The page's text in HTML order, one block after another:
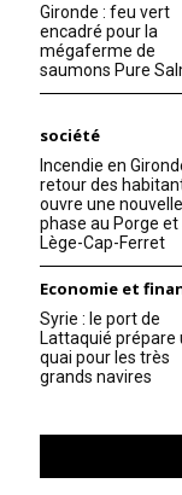
Gironde : feu vert
encadré pour la
mégaferme de
saumons Pure
société
Incendie en
retour des
ouvre une nouvelle
phase au Porge et
Lège-Cap-Ferret
Economie et
Syrie : le port de
Lattaquié prépare
quai pour les très
grands navires